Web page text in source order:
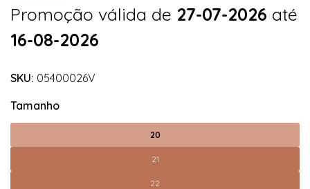
Promoção válida de 27-07-2026 até
16-08-2026
SKU: 05400026V
Tamanho
20
21
22